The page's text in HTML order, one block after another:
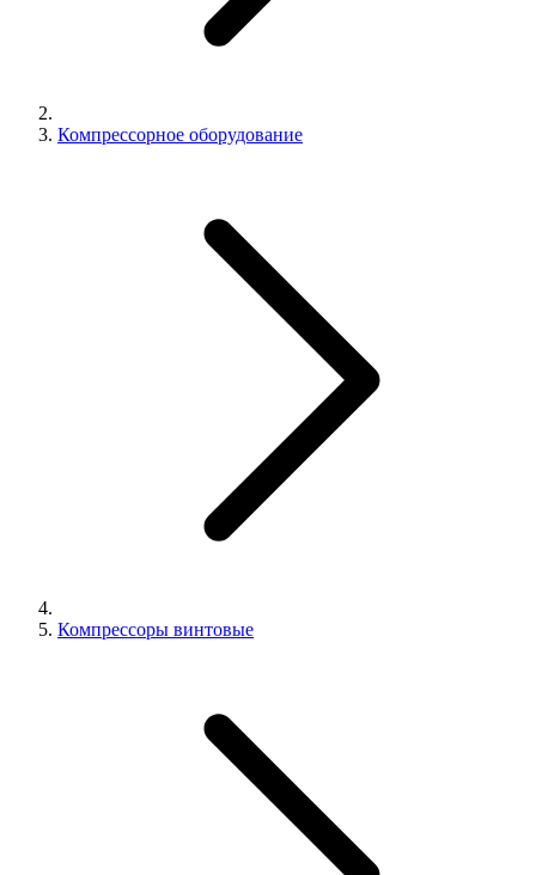
Компрессорное оборудование
Компрессоры винтовые